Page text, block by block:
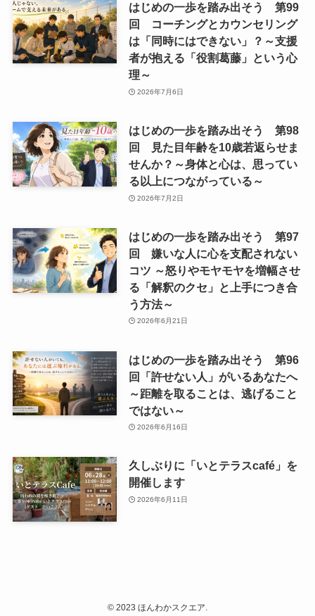
はじめの一歩を踏み出そう 第99
回 コーチングとカウンセリング
は「同時にはできない」？～支援
者が抱える「役割葛藤」という心
理～
2026年7月6日
はじめの一歩を踏み出そう 第98
回 見た目年齢を10歳若返らせま
せんか？～身体と心は、思ってい
る以上につながっている～
2026年7月2日
はじめの一歩を踏み出そう 第97
回 嫌いな人に心を支配されない
コツ ～怒りやモヤモヤを増幅させ
る「解釈のクセ」と上手につき合
う方法～
2026年6月21日
はじめの一歩を踏み出そう 第96
回「許せない人」がいるあなたへ
～距離を取ることは、逃げること
ではない～
2026年6月16日
久しぶりに「いとテラスcafé」を
開催します
2026年6月11日
© 2023 ほんわかスクエア.